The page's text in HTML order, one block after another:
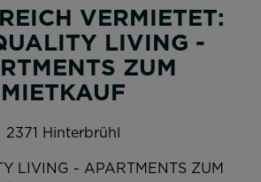
VERMIETET:
LIVING -
ZUM
MIETKAUF
2371 Hinterbrühl